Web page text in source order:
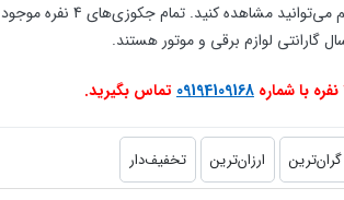
09194109168 تماس بگیرید.
گران‌ترین ارزان‌ترین تخفیف‌دار